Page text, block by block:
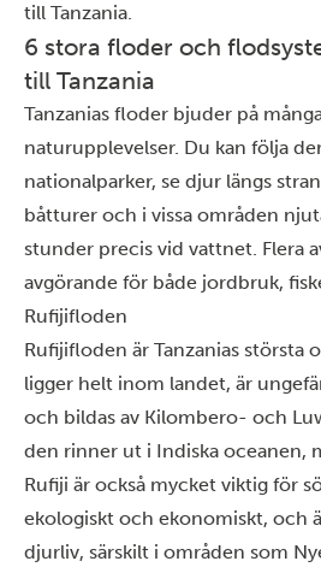
till Tanzania.
6 stora floder och
till Tanzania
Tanzanias floder bjuder på
naturupplevelser. Du kan följa
nationalparker, se djur längs
båtturer och i vissa områden
stunder precis vid vattnet. Flera
avgörande för både jordbruk,
Rufijifloden
Rufijifloden är Tanzanias största
ligger helt inom landet, är
och bildas av Kilombero- och
den rinner ut i Indiska oceanen,
Rufiji är också mycket viktig för
ekologiskt och ekonomiskt, och
djurliv, särskilt i områden som